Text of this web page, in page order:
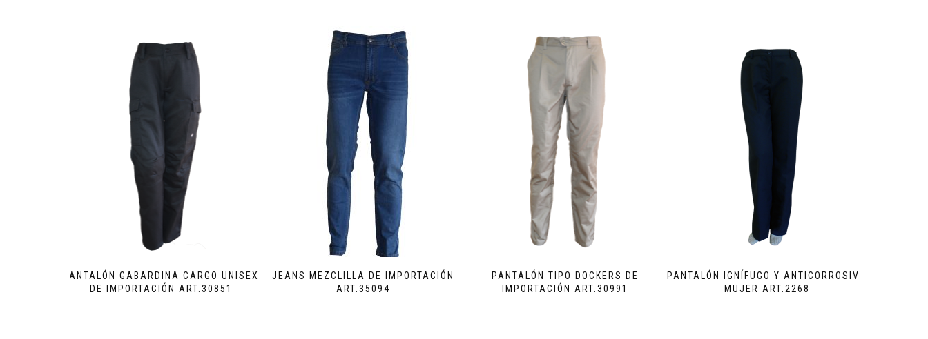
PANTALÓN GABARDINA CARGO UNISEX
DE IMPORTACIÓN ART.30851
JEANS MEZCLILLA DE IMPORTACIÓN
ART.35094
PANTALÓN TIPO DOCKERS DE
IMPORTACIÓN ART.30991
PANTALÓN IGNÍFUGO Y ANTICORROSIVO
MUJER ART.2268